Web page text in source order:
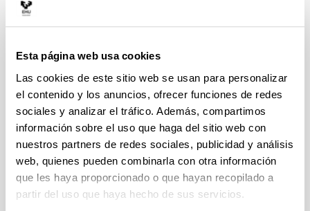
Esta página web usa cookies
Las cookies de este sitio web se usan para personalizar
el contenido y los anuncios, ofrecer funciones de redes
sociales y analizar el tráfico. Además, compartimos
información sobre el uso que haga del sitio web con
nuestros partners de redes sociales, publicidad y análisis
web, quienes pueden combinarla con otra información
que les haya proporcionado o que hayan recopilado a
partir del uso que haya hecho de sus servicios.
Normativas
Documentación
Reglamento de la Facultad de Letras(pdf, 204
KB)
Reglamento Marco de los centros de la
UPV/EHU(pdf, 295 KB)
Normativa de gestión para las enseñanzas de
grado
Normativa del Trabajo Fin de Grado de la
Facultad de Letras: